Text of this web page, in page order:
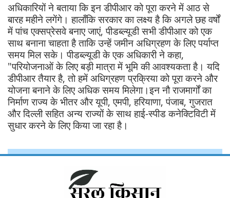
अधिकारियों ने बताया कि इन डीपीआर को पूरा करने में आठ से
बारह महीने लगेंगे। हालाँकि सरकार का लक्ष्य है कि अगले छह वर्षों
में पांच एक्सप्रेसवे बनाए जाएं, पीडब्ल्यूडी सभी डीपीआर को एक
साथ बनाना चाहता है ताकि उन्हें जमीन अधिग्रहण के लिए पर्याप्त
समय मिल सके। पीडब्ल्यूडी के एक अधिकारी ने कहा,
"परियोजनाओं के लिए बड़ी मात्रा में भूमि की आवश्यकता है। यदि
डीपीआर तैयार है, तो हमें अधिग्रहण प्रक्रिया को पूरा करने और
योजना बनाने के लिए अधिक समय मिलेगा।इन नौ राजमार्गों का
निर्माण राज्य के भीतर और यूपी, एमपी, हरियाणा, पंजाब, गुजरात
और दिल्ली सहित अन्य राज्यों के साथ हाई-स्पीड कनेक्टिविटी में
सुधार करने के लिए किया जा रहा है।